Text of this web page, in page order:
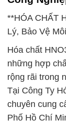
**HÓA CHẤT
Lý, Bảo Vệ
Hóa chất
những hợp
rộng rãi trong
Tại Công Ty
chuyên cung
Phố Hồ Chí